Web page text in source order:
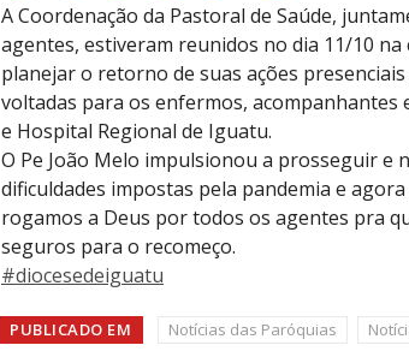
A Coordenação da Pastoral de Saúde,
agentes, estiveram reunidos no dia 11/10 na
planejar o retorno de suas ações
voltadas para os enfermos, acompanhantes
e Hospital Regional de Iguatu.
O Pe João Melo impulsionou a prosseguir e
dificuldades impostas pela pandemia e
rogamos a Deus por todos os agentes pra
seguros para o recomeço.
#diocesedeiguatu
PUBLICADO EM Notícias das Paróquias